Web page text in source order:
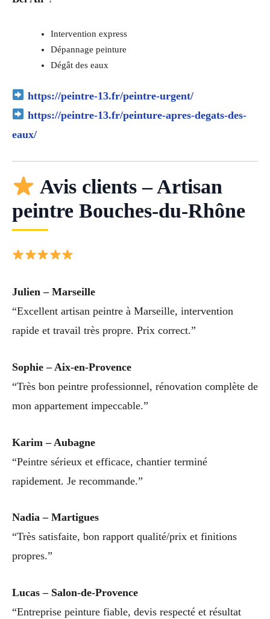
Intervention express
Dépannage peinture
Dégât des eaux
https://peintre-13.fr/peintre-urgent/
https://peintre-13.fr/peinture-apres-degats-des-
eaux/
Avis clients – Artisan
peintre Bouches-du-Rhône
Julien – Marseille
“Excellent artisan peintre à Marseille, intervention
rapide et travail très propre. Prix correct.”
Sophie – Aix-en-Provence
“Très bon peintre professionnel, rénovation complète de
mon appartement impeccable.”
Karim – Aubagne
“Peintre sérieux et efficace, chantier terminé
rapidement. Je recommande.”
Nadia – Martigues
“Très satisfaite, bon rapport qualité/prix et finitions
propres.”
Lucas – Salon-de-Provence
“Entreprise peinture fiable, devis respecté et résultat